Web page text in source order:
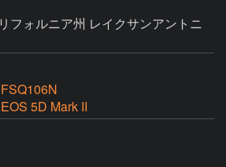
フォルニア州 レイクサンアントニ
FSQ106N
EOS 5D Mark II